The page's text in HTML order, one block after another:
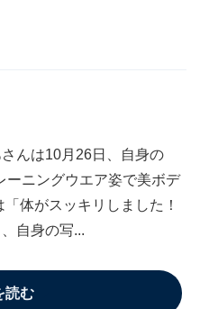
んは10月26日、自身の
ーニングウエア姿で美ボデ
体がスッキリしました！
自身の写...
読む